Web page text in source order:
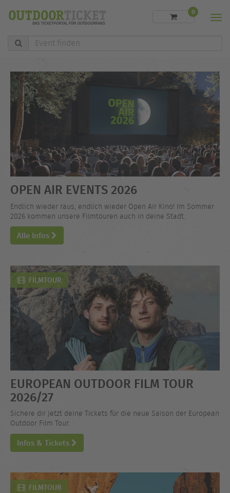
Event
finden
0
OPEN AIR EVENTS 2026
Endlich wieder raus, endlich wieder Open Air Kino! Im Sommer
2026 kommen unsere Filmtouren auch in deine Stadt.
Alle Infos
FILMTOUR
EUROPEAN OUTDOOR FILM TOUR
2026/27
Sichere dir jetzt deine Tickets für die neue Saison der European
Outdoor Film Tour.
Infos & Tickets
FILMTOUR